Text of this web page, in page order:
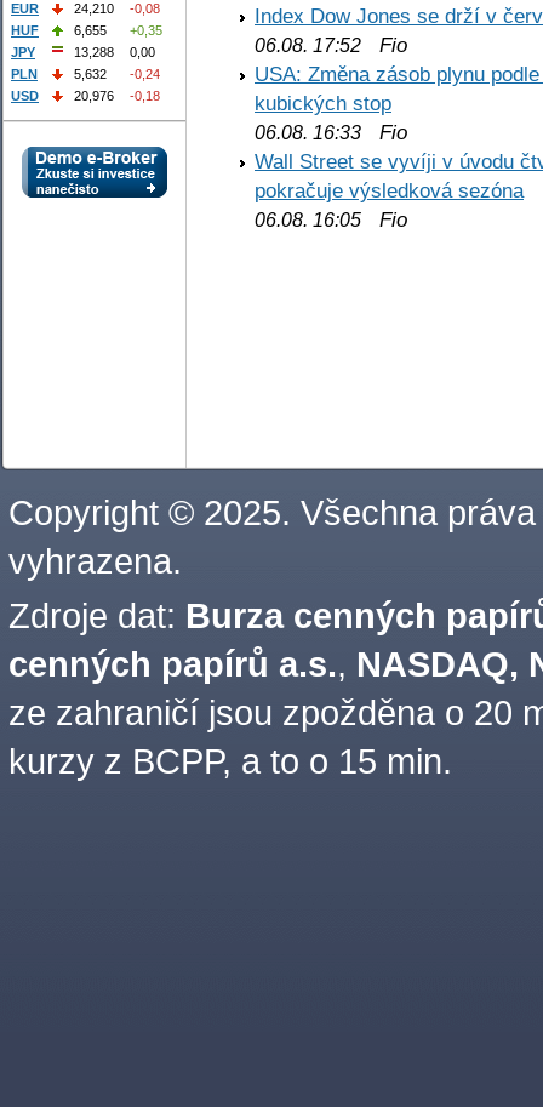
Index Dow Jones se drží v
06.08. 17:52 Fio
USA: Změna zásob plynu
kubických stop
06.08. 16:33 Fio
Wall Street se vyvíji v úvodu
pokračuje výsledková sezóna
06.08. 16:05 Fio
EUR 24,210
-0,08
HUF
6,655
+0,35
JPY
13,288
0,00
PLN
5,632
-0,24
USD
20,976 -0,18
Copyright © 2025. Všechna práva
vyhrazena.
Zdroje dat: Burza cenných
cenných papírů a.s., NASDAQ,
ze zahraničí jsou zpožděna o 20
kurzy z BCPP, a to o 15 min.